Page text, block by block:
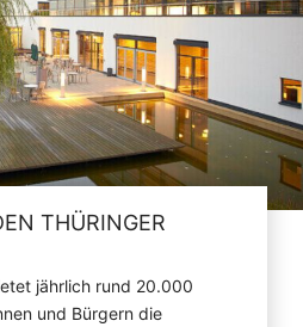
THÜRINGER
jährlich rund 20.000
und Bürgern die